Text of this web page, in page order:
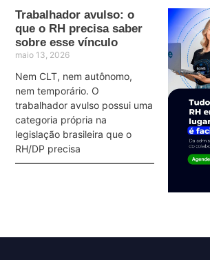
Trabalhador avulso: o
que o RH precisa saber
sobre esse vínculo
maio 13, 2026
Nem CLT, nem autônomo,
nem temporário. O
trabalhador avulso possui uma
categoria própria na
legislação brasileira que o
RH/DP precisa